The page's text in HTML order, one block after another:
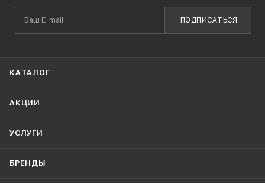
ПОДПИСАТЬСЯ
КАТАЛОГ
АКЦИИ
УСЛУГИ
БРЕНДЫ